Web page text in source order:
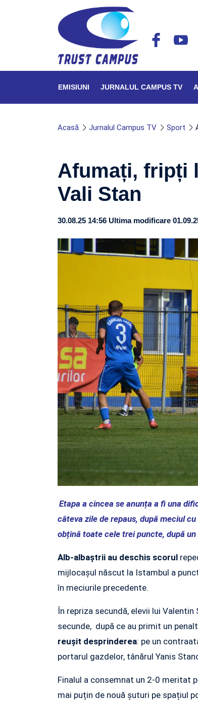
EMISIUNI JURNALUL CAMPUS TV
Acasă Jurnalul Campus TV Sport
Afumați, fripți
Vali Stan
30.08.25 14:56 Ultima modificare
Etapa a cincea se anunța a fi una
câteva zile de repaus, după meciul
obțină toate cele trei puncte, după
Alb-albaștrii au deschis scorul
mijlocașul născut la Istambul a
în meciurile precedente.
În repriza secundă, elevii lui
secunde, după ce au primit un
reușit desprinderea: pe un
portarul gazdelor, tânărul Yanis
Finalul a consemnat un 2-0 meritat
mai puțin de nouă șuturi pe spațiul